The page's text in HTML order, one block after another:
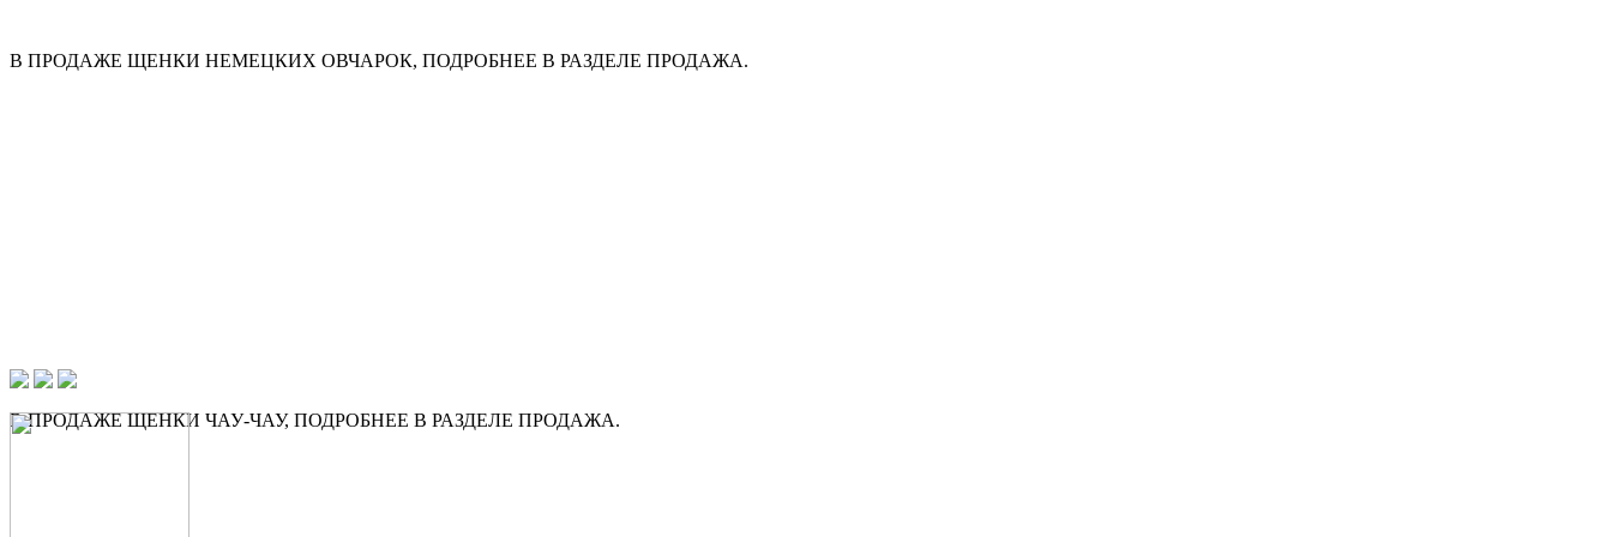
В ПРОДАЖЕ ЩЕНКИ НЕМЕЦКИХ ОВЧАРОК, ПОДРОБНЕЕ В РАЗДЕЛЕ ПРОДАЖА.
В ПРОДАЖЕ ЩЕНКИ ЧАУ-ЧАУ, ПОДРОБНЕЕ В РАЗДЕЛЕ ПРОДАЖА.